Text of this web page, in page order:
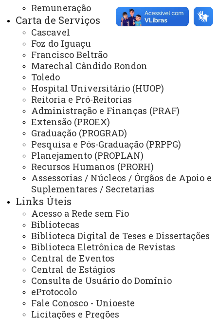
Remuneração
Carta de Serviços
Cascavel
Foz do Iguaçu
Francisco Beltrão
Marechal Cândido Rondon
Toledo
Hospital Universitário (HUOP)
Reitoria e Pró-Reitorias
Administração e Finanças (PRAF)
Extensão (PROEX)
Graduação (PROGRAD)
Pesquisa e Pós-Graduação (PRPPG)
Planejamento (PROPLAN)
Recursos Humanos (PRORH)
Assessorias / Núcleos / Órgãos de Apoio e
Suplementares / Secretarias
Links Úteis
Acesso a Rede sem Fio
Bibliotecas
Biblioteca Digital de Teses e Dissertações
Biblioteca Eletrônica de Revistas
Central de Eventos
Central de Estágios
Consulta de Usuário do Domínio
eProtocolo
Fale Conosco - Unioeste
Licitações e Pregões
Bibliotecas
Identidade Visual
Mapa do Site
Ouvidoria
Portal Office 365
Sistemas
Telefones
Webmail
REITORIA
Secretaria Geral
Gabinete Reitoria
Secretaria dos Conselhos Superiores
PRÓ-REITORIAS
Administração e Finanças
Extensão
Graduação